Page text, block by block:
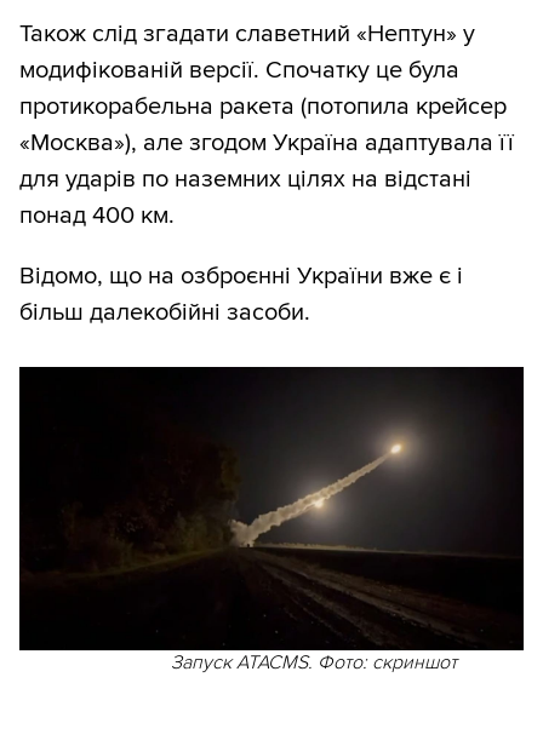
Також слід згадати славетний «Нептун» у
модифікованій версії. Спочатку це була
протикорабельна ракета (потопила крейсер
«Москва»), але згодом Україна адаптувала її
для ударів по наземних цілях на відстані
понад 400 км.
Відомо, що на озброєнні України вже є і
більш далекобійні засоби.
Запуск ATACMS. Фото: скриншот